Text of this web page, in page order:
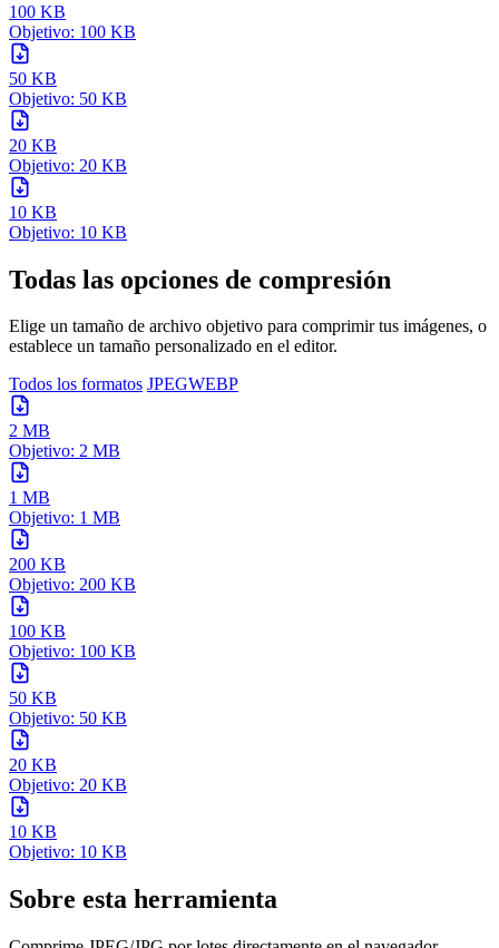
100 KB
Objetivo: 100 KB
50 KB
Objetivo: 50 KB
20 KB
Objetivo: 20 KB
10 KB
Objetivo: 10 KB
Todas las opciones de compresión
Elige un tamaño de archivo objetivo para comprimir tus imágenes, o
establece un tamaño personalizado en el editor.
Todos los formatos JPEGWEBP
2 MB
Objetivo: 2 MB
1 MB
Objetivo: 1 MB
200 KB
Objetivo: 200 KB
100 KB
Objetivo: 100 KB
50 KB
Objetivo: 50 KB
20 KB
Objetivo: 20 KB
10 KB
Objetivo: 10 KB
Sobre esta herramienta